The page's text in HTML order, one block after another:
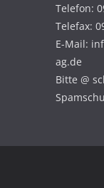
Telefon:
Telefax:
E-Mail:
ag.de
Bitte @